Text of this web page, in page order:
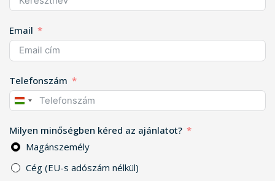
Email
Telefonszám
HUNGARY
Milyen minőségben kéred az ajánlatot?
Magánszemély
Cég (EU-s adószám nélkül)